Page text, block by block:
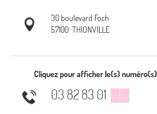
30 boulevard Foch
57100 THIONVILLE
Cliquez pour afficher le(s) numéro(s)
03 82 83 01 ▒▒